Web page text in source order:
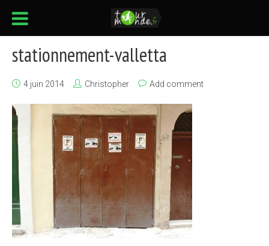
stationnement-valletta
4 juin 2014 Christopher Add comment